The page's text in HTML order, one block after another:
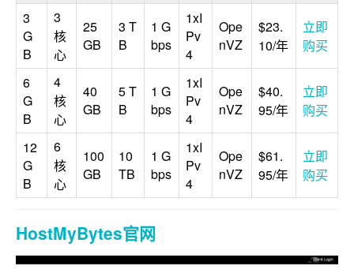
3
G
B
3
核
心
25
GB
3 T
B
1 G
bps
1xI
Pv
4
Ope
nVZ
$23.
10/年
立即
购买
6
G
B
4
核
心
40
GB
5 T
B
1 G
bps
1xI
Pv
4
Ope
nVZ
$40.
95/年
立即
购买
12
G
B
6
核
心
100
GB
10
TB
1 G
bps
1xI
Pv
4
Ope
nVZ
$61.
95/年
立即
购买
HostMyBytes官网